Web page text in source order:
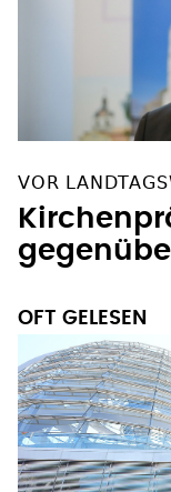
VOR
OFT GELESEN